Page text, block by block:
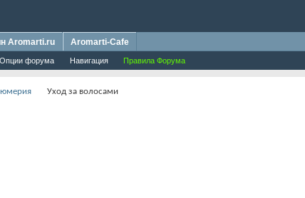
Опции форума Навигация Правила Форума
Aromarti.ru Aromarti-Cafe
Уход за волосами